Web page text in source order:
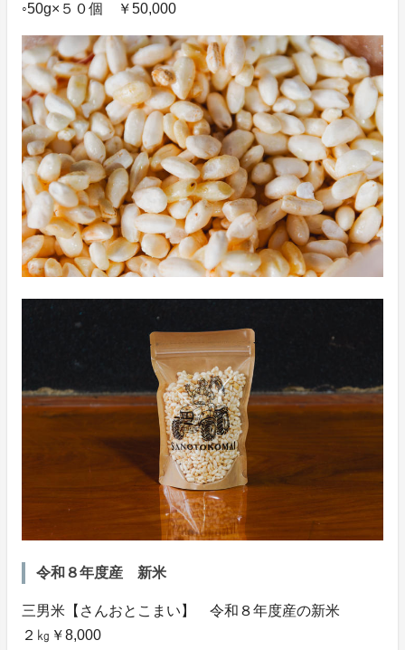
◦50g×５０個 ￥50,000
令和８年度産 新米
三男米【さんおとこまい】 令和８年度産の新米
２㎏￥8,000